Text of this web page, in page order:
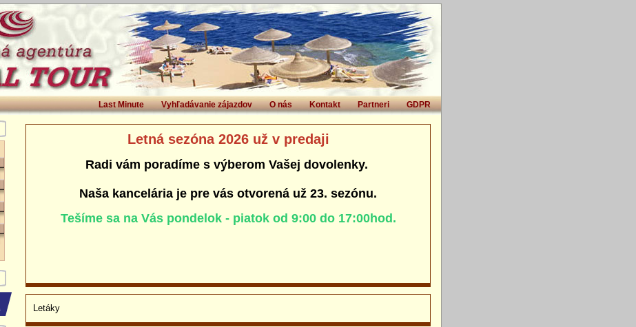
GDPR
Partneri
Kontakt
O nás
Vyhľadávanie zájazdov
Last Minute
Letná sezóna 2026 už v predaji
Radi vám poradíme s výberom Vašej dovolenky.
Naša kancelária je pre vás otvorená už 23. sezónu.
Tešíme sa na Vás pondelok - piatok od 9:00 do 17:00hod.
Letáky